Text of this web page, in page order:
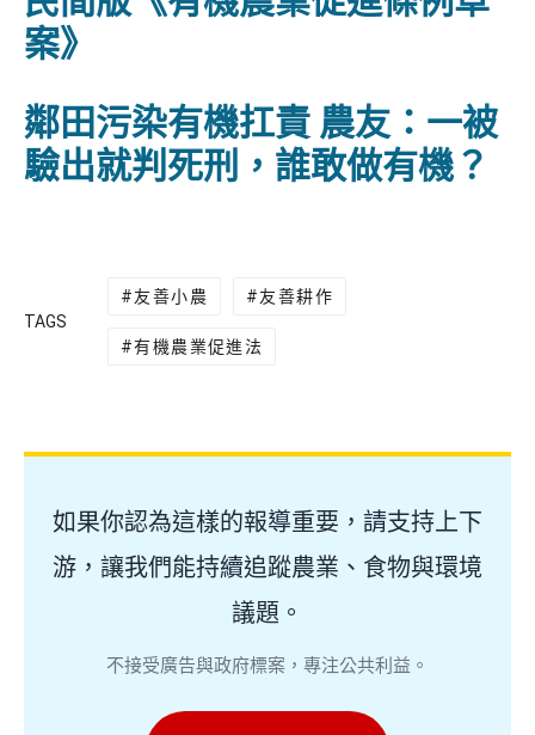
案》
鄰田污染有機扛責 農友：一被
驗出就判死刑，誰敢做有機？
TAGS
友善小農 友善耕作
有機農業促進法
如果你認為這樣的報導重要，請支持上下
游，讓我們能持續追蹤農業、食物與環境
議題。
不接受廣告與政府標案，專注公共利益。